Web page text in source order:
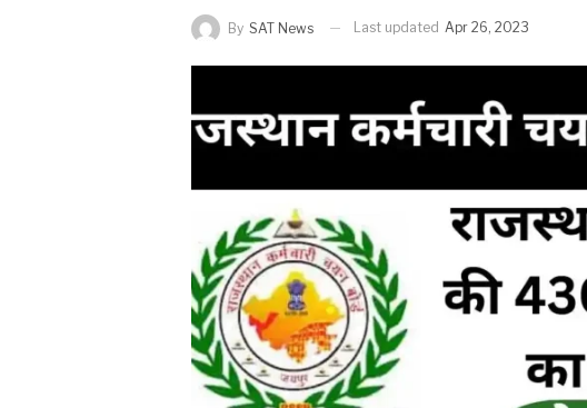
By SAT News Last updated Apr 26, 2023